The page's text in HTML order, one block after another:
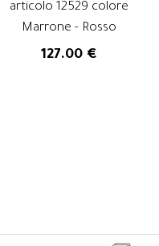
articolo 12529 colore
Marrone - Rosso
127.00 €